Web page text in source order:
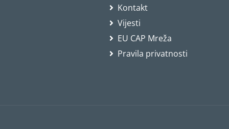
Kontakt
Vijesti
EU CAP Mreža
Pravila privatnosti